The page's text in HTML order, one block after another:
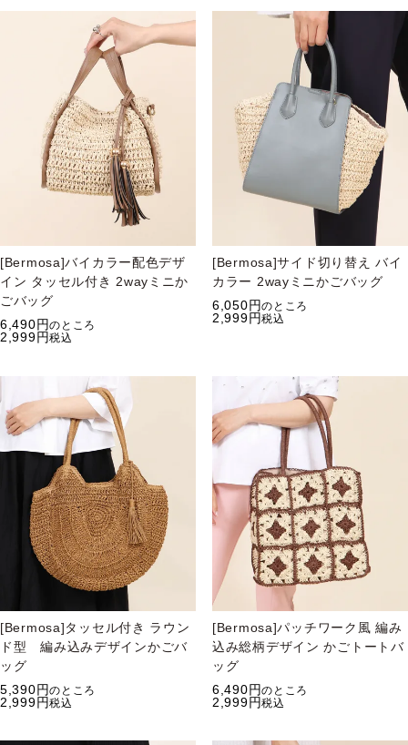
[Bermosa]バイカラー配色デザ
イン タッセル付き 2wayミニか
ごバッグ
6,490
のところ
2,999 税込
[Bermosa]サイド切り替え バイ
カラー 2wayミニかごバッグ
6,050
のところ
2,999 税込
[Bermosa]タッセル付き ラウン
ド型 編み込みデザインかごバ
ッグ
5,390
のところ
2,999 税込
[Bermosa]パッチワーク風 編み
込み総柄デザイン かごトートバ
ッグ
6,490
のところ
2,999 税込